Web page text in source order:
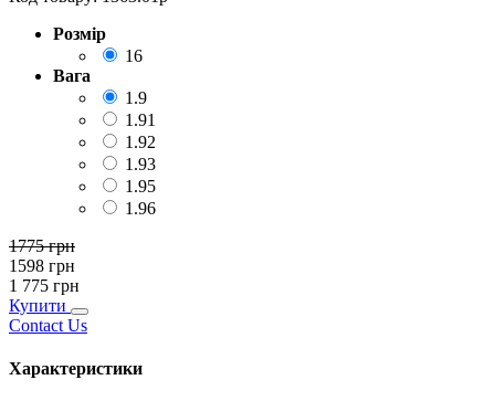
Розмір
16
Вага
1.9
1.91
1.92
1.93
1.95
1.96
1775грн
1598 грн
1 775 грн
Купити
Contact Us
Характеристики